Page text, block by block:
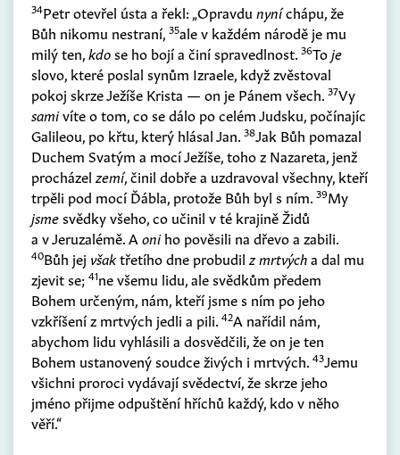
34Petr otevřel ústa a řekl: „Opravdu nyníchápu, že
Bůh nikomu nestraní, 35ale v každém národě je mu
milý ten,kdose ho bojí a činí spravedlnost. 36Toje
slovo, které poslal synům Izraele, když zvěstoval
pokoj skrze Ježíše Krista — on je Pánem všech. 37Vy
samivíte o tom, co se dálo po celém Judsku, počínajíc
Galileou, po křtu, který hlásal Jan. 38Jak Bůh pomazal
Duchem Svatým a mocí Ježíše, toho z Nazareta, jenž
procházel zemí, činil dobře a uzdravoval všechny, kteří
trpěli pod mocí Ďábla, protože Bůh byl s ním. 39My
jsmesvědky všeho, co učinil v té krajině Židů
a v Jeruzalémě. A oniho pověsili na dřevo a zabili.
40Bůh jej všaktřetího dne probudil z mrtvýcha dal mu
zjevit se; 41ne všemu lidu, ale svědkům předem
Bohem určeným, nám, kteří jsme s ním po jeho
vzkříšení z mrtvých jedli a pili. 42A nařídil nám,
abychom lidu vyhlásili a dosvědčili, že on je ten
Bohem ustanovený soudce živých i mrtvých. 43Jemu
všichni proroci vydávají svědectví, že skrze jeho
jméno přijme odpuštění hříchů každý, kdo v něho
věří.“